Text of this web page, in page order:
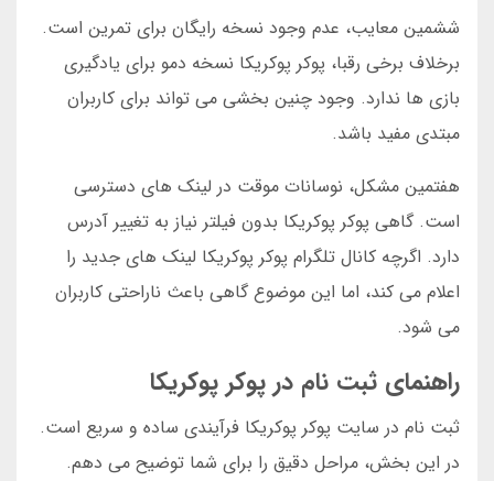
ششمین معایب، عدم وجود نسخه رایگان برای تمرین است.
برخلاف برخی رقبا، پوکر پوکریکا نسخه دمو برای یادگیری
بازی ها ندارد. وجود چنین بخشی می تواند برای کاربران
مبتدی مفید باشد.
هفتمین مشکل، نوسانات موقت در لینک های دسترسی
است. گاهی پوکر پوکریکا بدون فیلتر نیاز به تغییر آدرس
دارد. اگرچه کانال تلگرام پوکر پوکریکا لینک های جدید را
اعلام می کند، اما این موضوع گاهی باعث ناراحتی کاربران
می شود.
راهنمای ثبت نام در پوکر پوکریکا
ثبت نام در سایت پوکر پوکریکا فرآیندی ساده و سریع است.
در این بخش، مراحل دقیق را برای شما توضیح می دهم.